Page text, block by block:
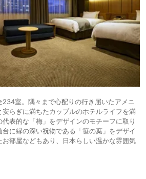
室。隅々まで心配りの行き届いたアメニ
らぎに満ちたカップルのホテルライフを満
表的な「梅」をデザインのモチーフに取り
台に縁の深い祝物である「笹の葉」をデザイ
お部屋などもあり、日本らしい温かな雰囲気